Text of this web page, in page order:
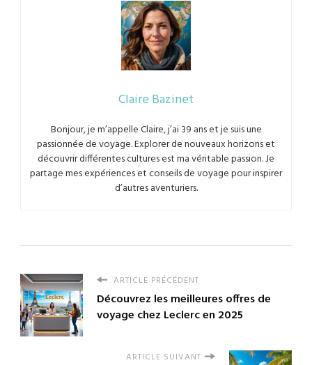
Claire Bazinet
Bonjour, je m’appelle Claire, j’ai 39 ans et je suis une
passionnée de voyage. Explorer de nouveaux horizons et
découvrir différentes cultures est ma véritable passion. Je
partage mes expériences et conseils de voyage pour inspirer
d’autres aventuriers.
ARTICLE PRÉCÉDENT
Découvrez les meilleures offres de
voyage chez Leclerc en 2025
ARTICLE SUIVANT